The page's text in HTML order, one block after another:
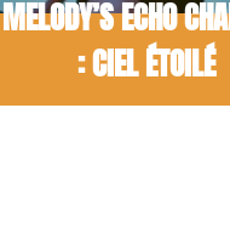
MELODY’S ECHO
: CIEL ÉTOILÉ